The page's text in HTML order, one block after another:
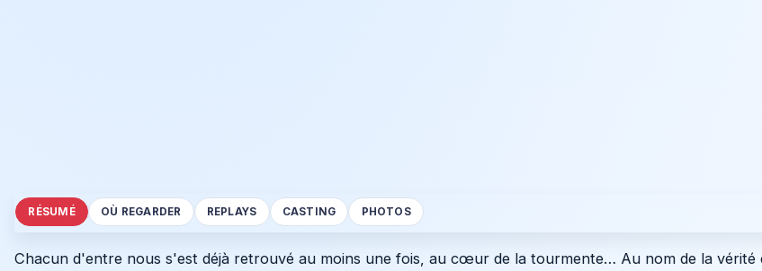
RÉSUMÉ OÙ REGARDER REPLAYS CASTING PHOTOS
Chacun d'entre nous s'est déjà retrouvé au moins une fois, au cœur de la tourmente… Au nom de la vérité